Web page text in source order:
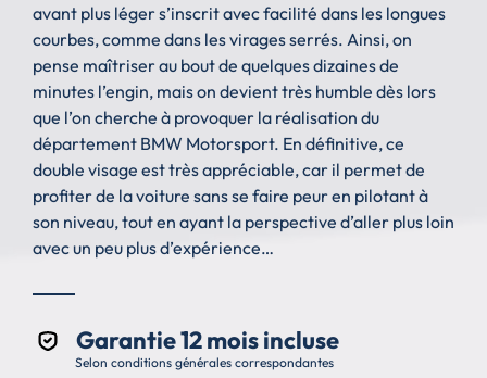
avant plus léger s’inscrit avec facilité dans les longues
courbes, comme dans les virages serrés. Ainsi, on
pense maîtriser au bout de quelques dizaines de
minutes l’engin, mais on devient très humble dès lors
que l’on cherche à provoquer la réalisation du
département BMW Motorsport. En définitive, ce
double visage est très appréciable, car il permet de
profiter de la voiture sans se faire peur en pilotant à
son niveau, tout en ayant la perspective d’aller plus loin
avec un peu plus d’expérience…
Garantie 12 mois incluse
Selon conditions générales correspondantes